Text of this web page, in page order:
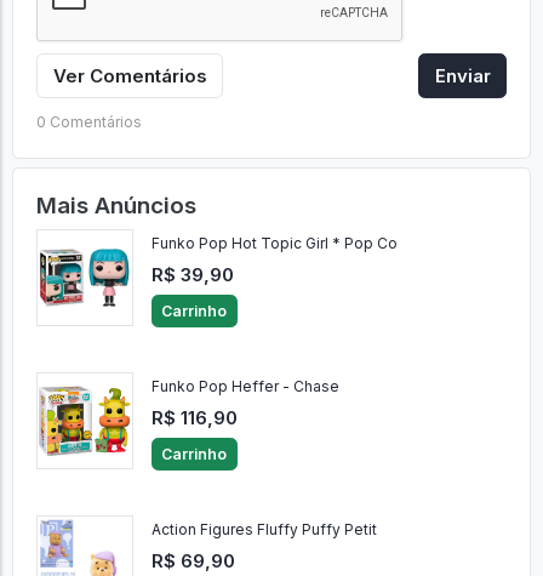
Ver Comentários Enviar
0 Comentários
Mais Anúncios
Funko Pop Hot Topic Girl * Pop Co
R$ 39,90
Carrinho
Funko Pop Heffer - Chase
R$ 116,90
Carrinho
Action Figures Fluffy Puffy Petit
R$ 69,90